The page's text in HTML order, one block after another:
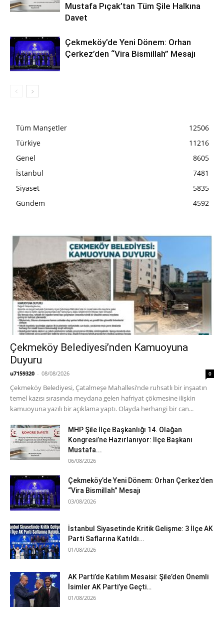
Mustafa Pıçak’tan Tüm Şile Halkına
Davet
Çekmeköy’de Yeni Dönem: Orhan
Çerkez’den “Vira Bismillah” Mesajı
Tüm Manşetler
12506
Türkiye
11216
Genel
8605
İstanbul
7481
Siyaset
5835
Gündem
4592
Çekmeköy Belediyesi’nden Kamuoyuna
Duyuru
u7159320 - 08/08/2026 0
Çekmeköy Belediyesi, Çatalmeşe Mahallesi’nde ruhsatlı bir inşaatın
temel kazısı sırasında meydana gelen hafriyat çökmesine ilişkin
kamuoyuna yazılı bir açıklama yaptı. Olayda herhangi bir can...
MHP Şile İlçe Başkanlığı 14. Olağan
Kongresi’ne Hazırlanıyor: İlçe Başkanı
Mustafa...
06/08/2026
Çekmeköy’de Yeni Dönem: Orhan Çerkez’den
“Vira Bismillah” Mesajı
03/08/2026
İstanbul Siyasetinde Kritik Gelişme: 3 İlçe AK
Parti Saflarına Katıldı…
01/08/2026
AK Parti’de Katılım Mesaisi: Şile’den Önemli
İsimler AK Parti’ye Geçti…
01/08/2026